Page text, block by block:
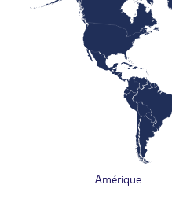
Amérique